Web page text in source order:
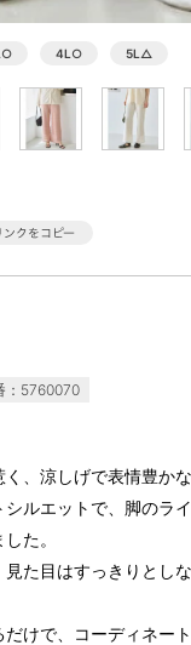
○ 4L ○ 5L △
：5760070
、涼しげで表情豊かな
ルエットで、脚のラ
た。
た目はすっきりとし
けで、コーディネー